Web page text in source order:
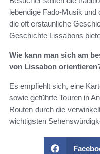
lebendige Fado-Musik
die oft erstaunliche
Geschichte Lissabons
Wie kann man sich am
von Lissabon
Es empfiehlt sich, eine
sowie geführte Touren in
Routen durch die
wichtigsten